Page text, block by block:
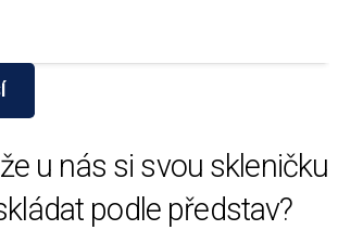
u nás si svou skleničku
podle představ?